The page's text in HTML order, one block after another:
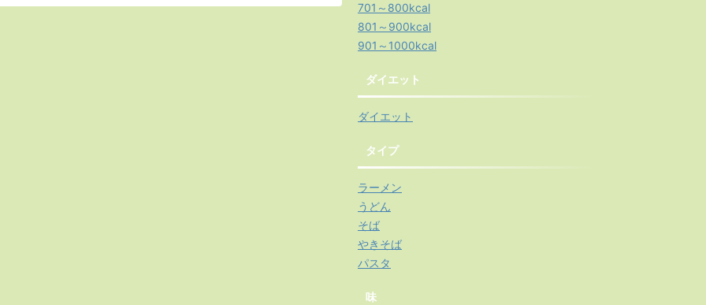
701～800kcal
801～900kcal
901～1000kcal
ダイエット
ダイエット
タイプ
ラーメン
うどん
そば
やきそば
パスタ
味